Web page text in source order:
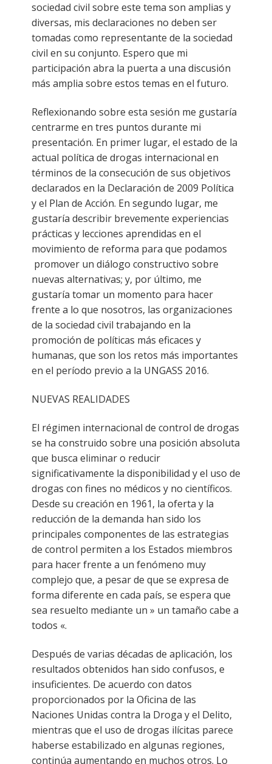
sociedad civil sobre este tema son amplias y
diversas, mis declaraciones no deben ser
tomadas como representante de la sociedad
civil en su conjunto. Espero que mi
participación abra la puerta a una discusión
más amplia sobre estos temas en el futuro.
Reflexionando sobre esta sesión me gustaría
centrarme en tres puntos durante mi
presentación. En primer lugar, el estado de la
actual política de drogas internacional en
términos de la consecución de sus objetivos
declarados en la Declaración de 2009 Política
y el Plan de Acción. En segundo lugar, me
gustaría describir brevemente experiencias
prácticas y lecciones aprendidas en el
movimiento de reforma para que podamos
promover un diálogo constructivo sobre
nuevas alternativas; y, por último, me
gustaría tomar un momento para hacer
frente a lo que nosotros, las organizaciones
de la sociedad civil trabajando en la
promoción de políticas más eficaces y
humanas, que son los retos más importantes
en el período previo a la UNGASS 2016.
NUEVAS REALIDADES
El régimen internacional de control de drogas
se ha construido sobre una posición absoluta
que busca eliminar o reducir
significativamente la disponibilidad y el uso de
drogas con fines no médicos y no científicos.
Desde su creación en 1961, la oferta y la
reducción de la demanda han sido los
principales componentes de las estrategias
de control permiten a los Estados miembros
para hacer frente a un fenómeno muy
complejo que, a pesar de que se expresa de
forma diferente en cada país, se espera que
sea resuelto mediante un » un tamaño cabe a
todos «.
Después de varias décadas de aplicación, los
resultados obtenidos han sido confusos, e
insuficientes. De acuerdo con datos
proporcionados por la Oficina de las
Naciones Unidas contra la Droga y el Delito,
mientras que el uso de drogas ilícitas parece
haberse estabilizado en algunas regiones,
continúa aumentando en muchos otros. Lo